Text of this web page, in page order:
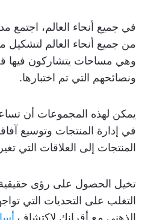
في جميع أنحاء العالم، اجتمع
من جميع أنحاء العالم لتشكيل
وهي مساحات يتشاركون فيها
ونصائحهم التي تم اختبارها.
يمكن لهذه المجموعات أن
في إدارة المنتجات وتوسيع
المنتجات إلى العلاقات التي
تخيل الحصول على رؤى
التغلب على التحديات التي
الذهني مع أقرانك لاكتشاف